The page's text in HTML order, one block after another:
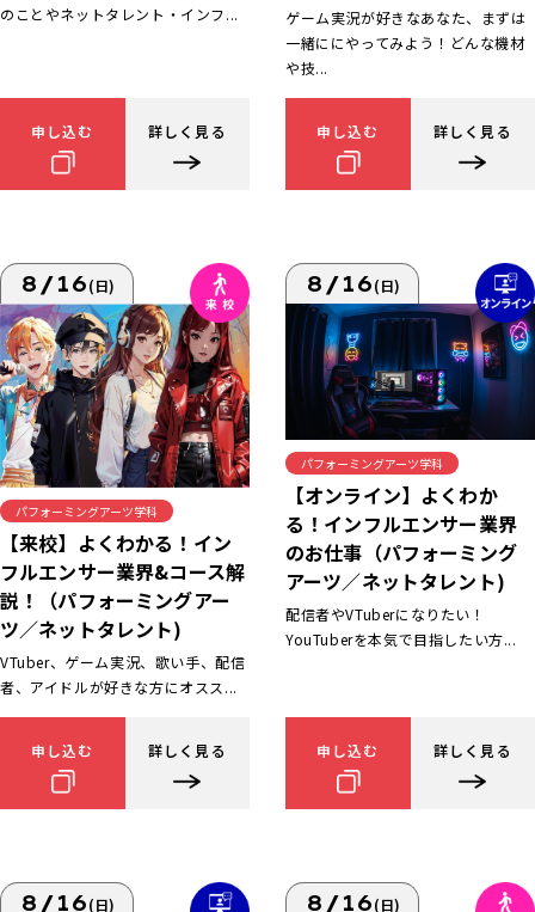
のことやネットタレント・インフ...
申し込む 詳しく見る
ゲーム実況が好きなあなた、まずは
一緒ににやってみよう！どんな機材
や技...
申し込む 詳しく見る
8/16(日)
パフォーミングアーツ学科
【来校】よくわかる！イン
フルエンサー業界&コース解
説！（パフォーミングアー
ツ／ネットタレント)
VTuber、ゲーム実況、歌い手、配信
者、アイドルが好きな方にオスス...
申し込む 詳しく見る
8/16(日)
パフォーミングアーツ学科
【オンライン】よくわか
る！インフルエンサー業界
のお仕事（パフォーミング
アーツ／ネットタレント)
配信者やVTuberになりたい！
YouTuberを本気で目指したい方...
申し込む 詳しく見る
8/16(日) 8/16(日)